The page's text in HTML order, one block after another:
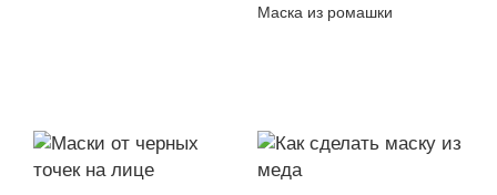
Маска из ромашки